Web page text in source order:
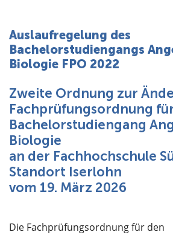
Karriere
Über uns
Auslaufregelung des
Bachelorstudiengangs
Biologie FPO 2022
Zweite Ordnung zur
Fachprüfungsordnung
Bachelorstudiengang
Biologie
an der Fachhochschule
Standort Iserlohn
vom 19. März 2026
Die Fachprüfungsordnung für den